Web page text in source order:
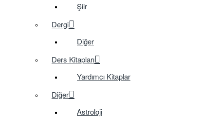
Şiir
Dergi
Diğer
Ders Kitapları
Yardımcı Kitaplar
Diğer
Astroloji